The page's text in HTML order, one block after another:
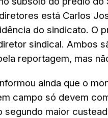
está Carlos
do sindicato. O
sindical. Ambos
reportagem, mas
ainda que o
campo só devem
segundo maior